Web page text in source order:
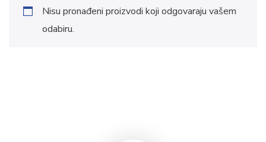
Nisu pronađeni proizvodi koji odgovaraju vašem
odabiru.